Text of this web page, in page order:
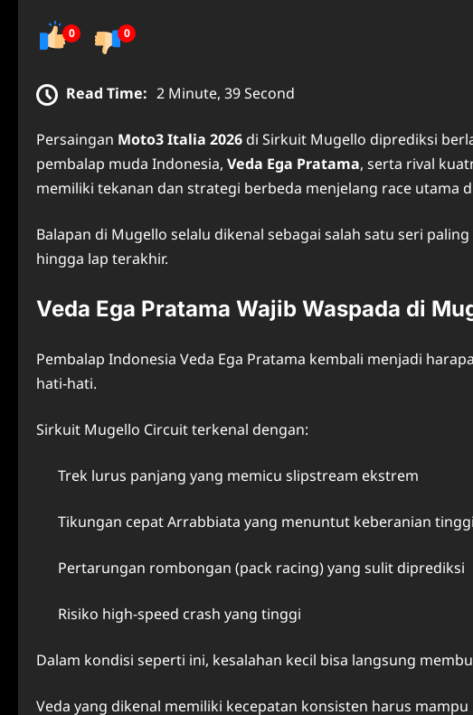
0 0
Read Time: 2 Minute, 39 Second
Persaingan Moto3 Italia 2026 di Sirkuit Mugello diprediksi
pembalap muda Indonesia, Veda Ega Pratama, serta rival
memiliki tekanan dan strategi berbeda menjelang race utama
Balapan di Mugello selalu dikenal sebagai salah satu seri
hingga lap terakhir.
Veda Ega Pratama Wajib Waspada di
Pembalap Indonesia Veda Ega Pratama kembali menjadi
hati-hati.
Sirkuit Mugello Circuit terkenal dengan:
Trek lurus panjang yang memicu slipstream ekstrem
Tikungan cepat Arrabbiata yang menuntut keberanian tinggi
Pertarungan rombongan (pack racing) yang sulit diprediksi
Risiko high-speed crash yang tinggi
Dalam kondisi seperti ini, kesalahan kecil bisa langsung
Veda yang dikenal memiliki kecepatan konsisten harus